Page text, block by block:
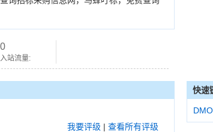
0
入站流量:
我要评级 | 查看所有评级
快速